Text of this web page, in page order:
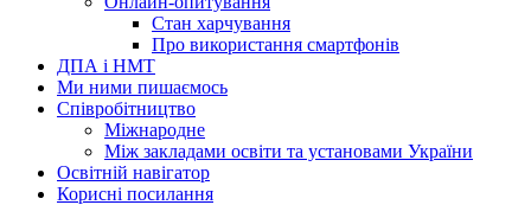
Стан харчування
Про використання смартфонів
ДПА і НМТ
Ми ними пишаємось
Співробітництво
Міжнародне
Між закладами освіти та установами України
Освітній навігатор
Корисні посилання